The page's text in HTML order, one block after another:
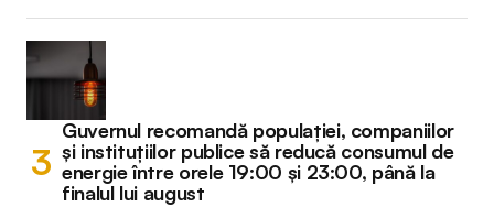
Guvernul recomandă populației, companiilor
și instituțiilor publice să reducă consumul de
energie între orele 19:00 și 23:00, până la
finalul lui august